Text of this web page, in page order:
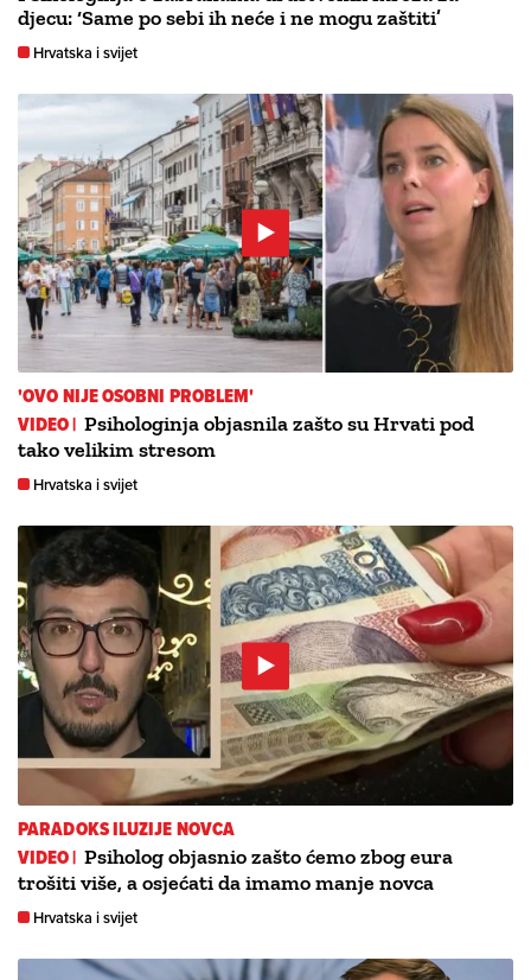
djecu: ‘Same po sebi ih neće i ne mogu zaštiti’
Hrvatska i svijet
'OVO NIJE OSOBNI PROBLEM'
VIDEO | Psihologinja objasnila zašto su Hrvati pod
tako velikim stresom
Hrvatska i svijet
PARADOKS ILUZIJE NOVCA
VIDEO | Psiholog objasnio zašto ćemo zbog eura
trošiti više, a osjećati da imamo manje novca
Hrvatska i svijet